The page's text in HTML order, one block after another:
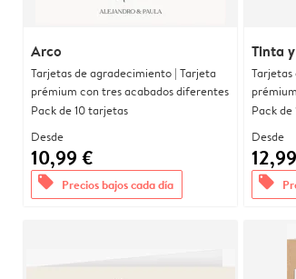
Arco
Tarjetas de agradecimiento | Tarjeta
prémium con tres acabados diferentes
Pack de 10 tarjetas
Desde
10,99 €
offers Precios bajos cada día
Tinta
Pack
Desde
offers